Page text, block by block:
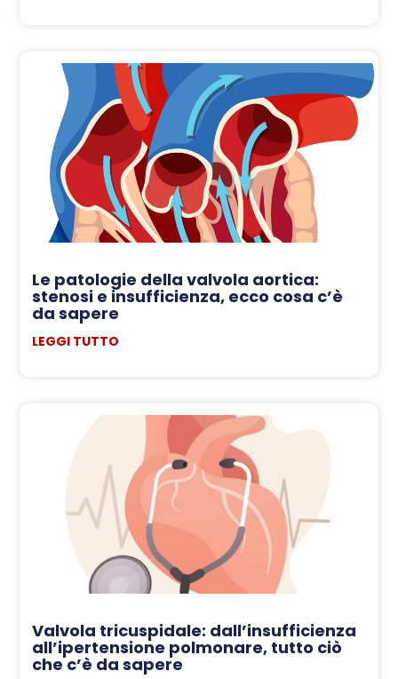
Le patologie della valvola aortica:
stenosi e insufficienza, ecco cosa c’è
da sapere
LEGGI TUTTO
Valvola tricuspidale: dall’insufficienza
all’ipertensione polmonare, tutto ciò
che c’è da sapere